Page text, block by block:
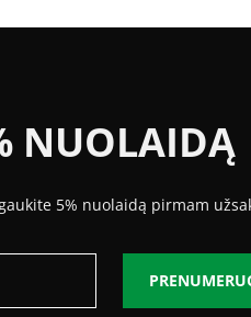
NUOLAIDĄ
5% nuolaidą pirmam